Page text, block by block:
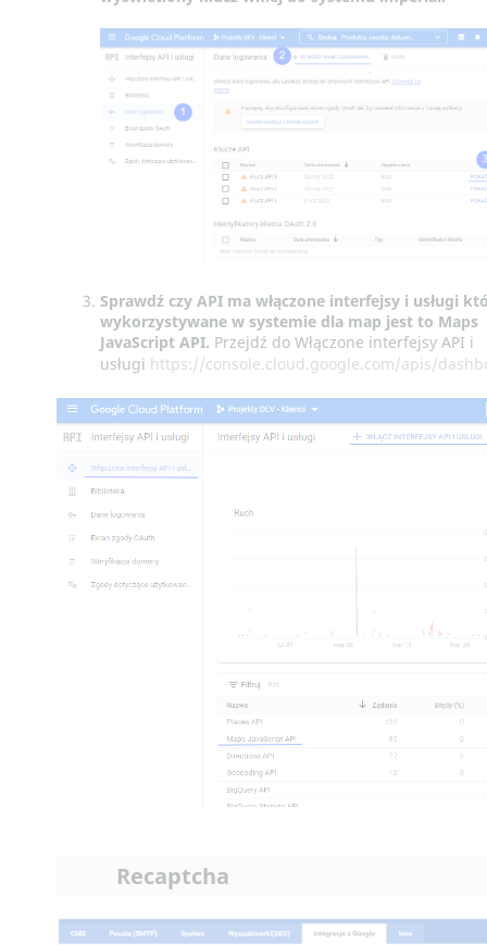
Sprawdź czy API ma włączone interfejsy i usługi
wykorzystywane w systemie dla map jest to Maps
JavaScript API. Przejdź do Włączone interfejsy API i
usługi https://console.cloud.google.com/apis/
Recaptcha